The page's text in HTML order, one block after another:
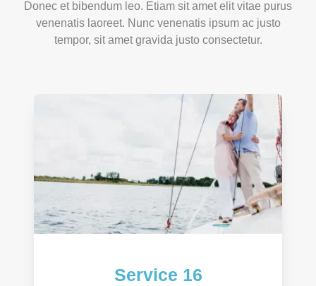
Donec et bibendum leo. Etiam sit amet elit vitae purus
venenatis laoreet. Nunc venenatis ipsum ac justo
tempor, sit amet gravida justo consectetur.
Service 16